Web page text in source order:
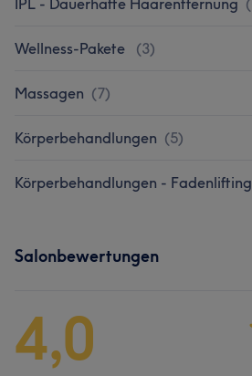
Wellness-Pakete (3)
Massagen (7)
Körperbehandlungen (5)
Körperbehandlungen - Fadenlifting
Salonbewertungen
4,0